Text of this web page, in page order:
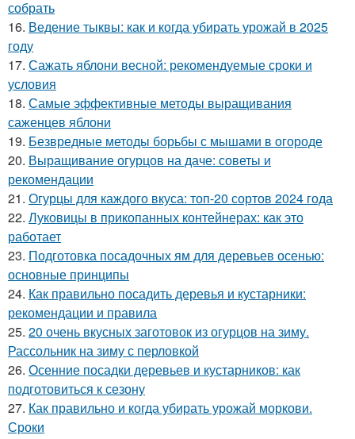
собрать
16. Ведение тыквы: как и когда убирать урожай в 2025
году
17. Сажать яблони весной: рекомендуемые сроки и
условия
18. Самые эффективные методы выращивания
саженцев яблони
19. Безвредные методы борьбы с мышами в огороде
20. Выращивание огурцов на даче: советы и
рекомендации
21. Огурцы для каждого вкуса: топ-20 сортов 2024 года
22. Луковицы в прикопанных контейнерах: как это
работает
23. Подготовка посадочных ям для деревьев осенью:
основные принципы
24. Как правильно посадить деревья и кустарники:
рекомендации и правила
25. 20 очень вкусных заготовок из огурцов на зиму.
Рассольник на зиму с перловкой
26. Осенние посадки деревьев и кустарников: как
подготовиться к сезону
27. Как правильно и когда убирать урожай моркови.
Сроки